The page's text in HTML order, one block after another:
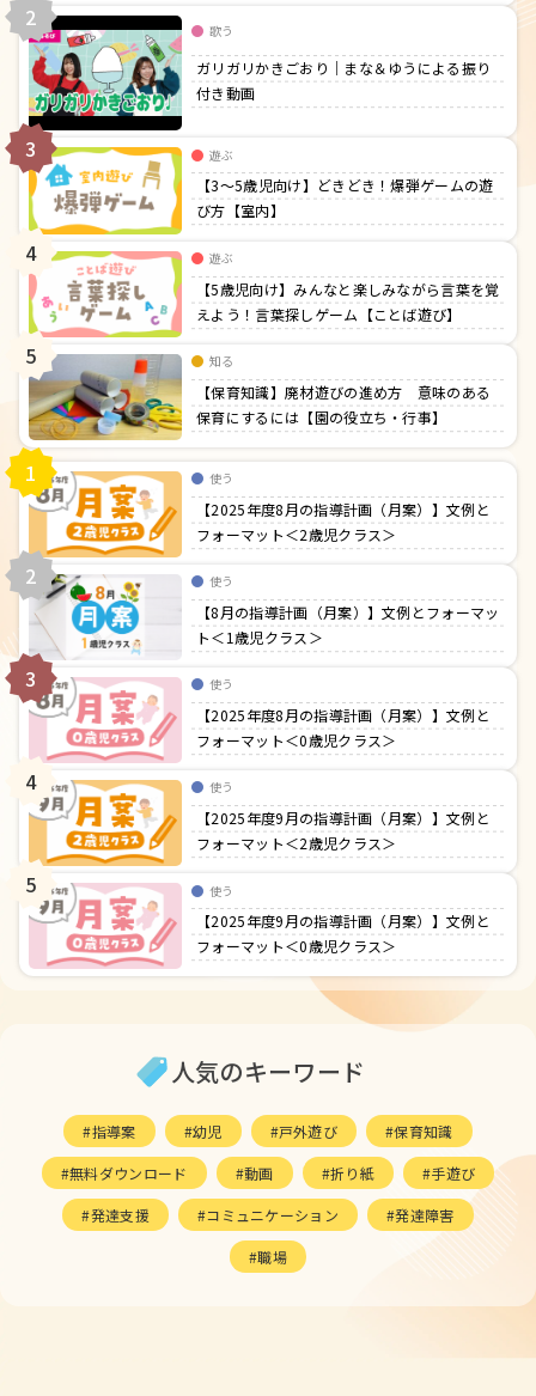
2 歌う
ガリガリかきごおり｜まな＆ゆうによる振り
付き動画
3 遊ぶ
【3〜5歳児向け】どきどき！爆弾ゲームの遊
び方【室内】
4 遊ぶ
【5歳児向け】みんなと楽しみながら言葉を覚
えよう！言葉探しゲーム【ことば遊び】
5 知る
【保育知識】廃材遊びの進め方 意味のある
保育にするには【園の役立ち・行事】
1 使う
【2025年度8月の指導計画（月案）】文例と
フォーマット＜2歳児クラス＞
2 使う
【8月の指導計画（月案）】文例とフォーマッ
ト＜1歳児クラス＞
3 使う
【2025年度8月の指導計画（月案）】文例と
フォーマット＜0歳児クラス＞
4 使う
【2025年度9月の指導計画（月案）】文例と
フォーマット＜2歳児クラス＞
5 使う
【2025年度9月の指導計画（月案）】文例と
フォーマット＜0歳児クラス＞
人気のキーワード
指導案 幼児 戸外遊び 保育知識
無料ダウンロード 動画 折り紙 手遊び
発達支援 コミュニケーション 発達障害
職場